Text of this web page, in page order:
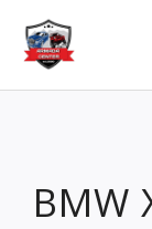
Перейти
содержимому
BMW